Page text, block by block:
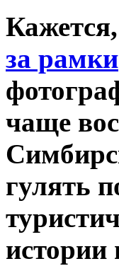
за рамки
чаще
гулять
истории